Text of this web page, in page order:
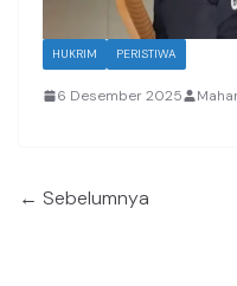
HUKRIM PERISTIWA
6 Desember 2025
← Sebelumnya